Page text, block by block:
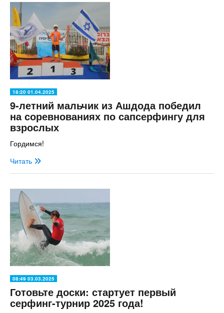
18:20 01.04.2025
9-летний мальчик из Ашдода победил
на соревнованиях по сапсерфингу для
взрослых
Гордимся!
Читать
08:49 03.03.2025
Готовьте доски: стартует первый
серфинг-турнир 2025 года!